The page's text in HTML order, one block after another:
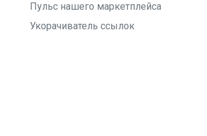
Пульс нашего маркетплейса
Укорачиватель ссылок